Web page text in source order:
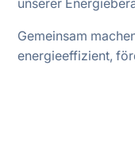
Gemeinsam
energieeffizient,